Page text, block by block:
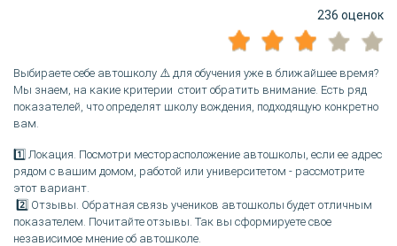
236 оценок
Выбираете себе автошколу ⚠️ для обучения уже в ближайшее время?
Мы знаем, на какие критерии стоит обратить внимание. Есть ряд
показателей, что определят школу вождения, подходящую конкретно
вам.
1️⃣ Локация. Посмотри месторасположение автошколы, если ее адрес
рядом с вашим домом, работой или университетом - рассмотрите
этот вариант.
2️⃣ Отзывы. Обратная связь учеников автошколы будет отличным
показателем. Почитайте отзывы. Так вы сформируете свое
независимое мнение об автошколе.